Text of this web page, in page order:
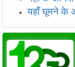
यहाँ घूमने के